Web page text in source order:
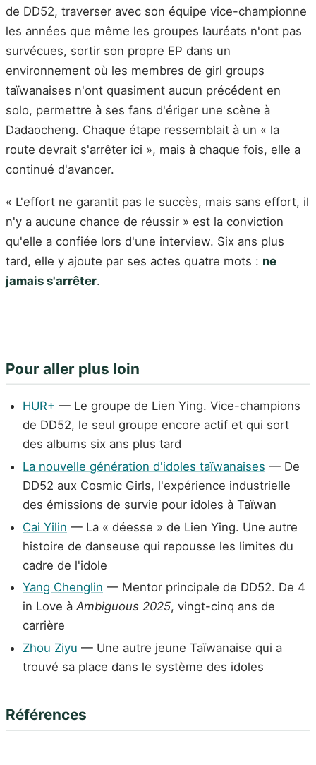
de DD52, traverser avec son équipe vice-championne
les années que même les groupes lauréats n'ont pas
survécues, sortir son propre EP dans un
environnement où les membres de girl groups
taïwanaises n'ont quasiment aucun précédent en
solo, permettre à ses fans d'ériger une scène à
Dadaocheng. Chaque étape ressemblait à un « la
route devrait s'arrêter ici », mais à chaque fois, elle a
continué d'avancer.
« L'effort ne garantit pas le succès, mais sans effort, il
n'y a aucune chance de réussir » est la conviction
qu'elle a confiée lors d'une interview. Six ans plus
tard, elle y ajoute par ses actes quatre mots : ne
jamais s'arrêter.
Pour aller plus loin
HUR+ — Le groupe de Lien Ying. Vice-champions
de DD52, le seul groupe encore actif et qui sort
des albums six ans plus tard
La nouvelle génération d'idoles taïwanaises — De
DD52 aux Cosmic Girls, l'expérience industrielle
des émissions de survie pour idoles à Taïwan
Cai Yilin — La « déesse » de Lien Ying. Une autre
histoire de danseuse qui repousse les limites du
cadre de l'idole
Yang Chenglin — Mentor principale de DD52. De 4
in Love àAmbiguous 2025, vingt-cinq ans de
carrière
Zhou Ziyu — Une autre jeune Taïwanaise qui a
trouvé sa place dans le système des idoles
Références